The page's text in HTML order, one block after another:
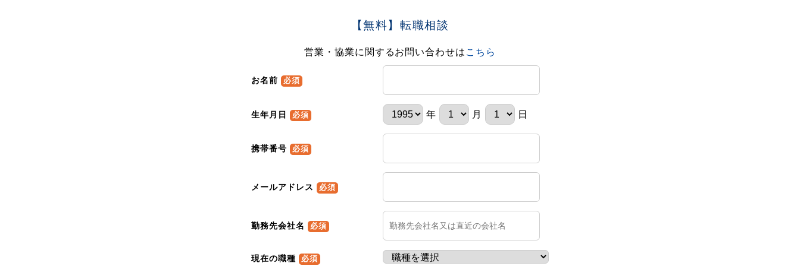
【無料】転職相談
営業・協業に関するお問い合わせは こちら
お名前 必須
生年月日 必須 年 月 日
携帯番号 必須
メールアドレス 必須
勤務先会社名 必須
現在の職種 必須